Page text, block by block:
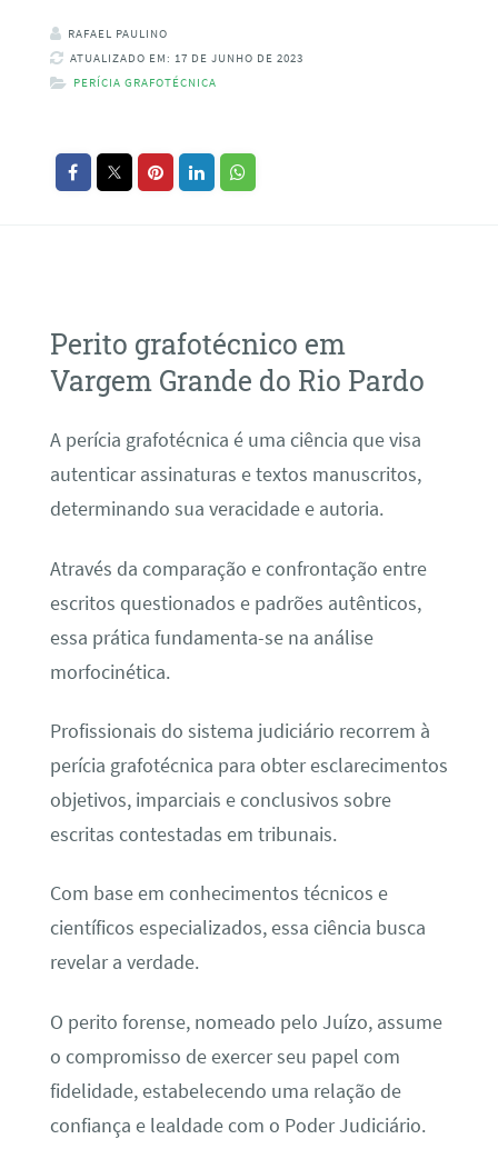
RAFAEL PAULINO
ATUALIZADO EM: 17 DE JUNHO DE 2023
PERÍCIA GRAFOTÉCNICA
Perito grafotécnico em
Vargem Grande do Rio Pardo
A perícia grafotécnica é uma ciência que visa
autenticar assinaturas e textos manuscritos,
determinando sua veracidade e autoria.
Através da comparação e confrontação entre
escritos questionados e padrões autênticos,
essa prática fundamenta-se na análise
morfocinética.
Profissionais do sistema judiciário recorrem à
perícia grafotécnica para obter esclarecimentos
objetivos, imparciais e conclusivos sobre
escritas contestadas em tribunais.
Com base em conhecimentos técnicos e
científicos especializados, essa ciência busca
revelar a verdade.
O perito forense, nomeado pelo Juízo, assume
o compromisso de exercer seu papel com
fidelidade, estabelecendo uma relação de
confiança e lealdade com o Poder Judiciário.